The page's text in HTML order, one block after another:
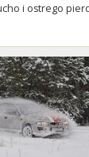
i ostrego